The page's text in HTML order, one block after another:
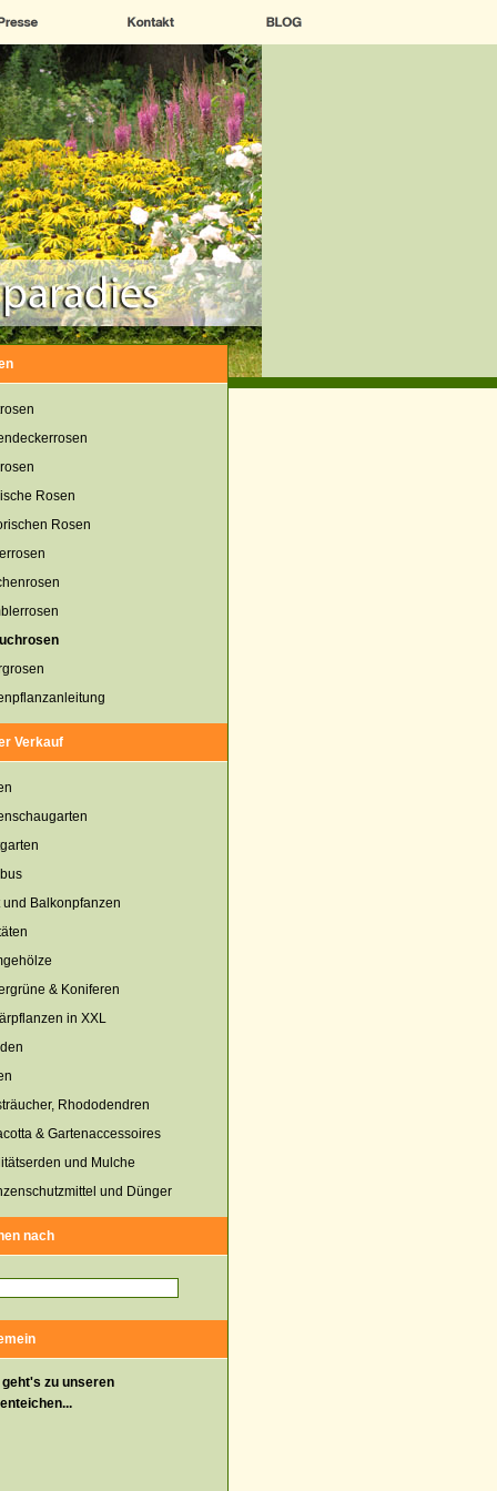
Rosen
Rosen
Verkauf
und Balkonpfanzen
& Koniferen
in XXL
Rhododendren
& Gartenaccessoires
und Mulche
und Dünger
nach
geht's zu unseren